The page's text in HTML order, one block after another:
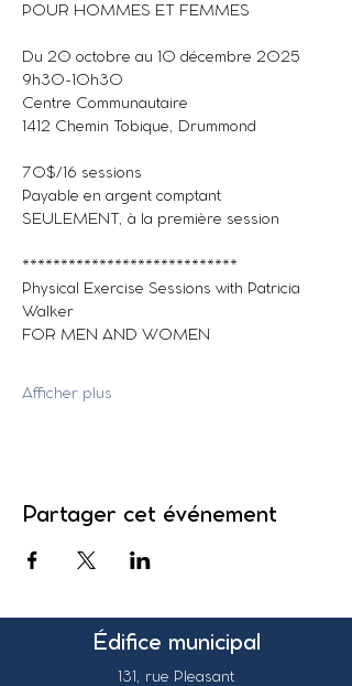
POUR HOMMES ET FEMMES
Du 20 octobre au 10 décembre 2025
9h30-10h30
Centre Communautaire
1412 Chemin Tobique, Drummond
70$/16 sessions
Payable en argent comptant
SEULEMENT, à la première session
****************************
Physical Exercise Sessions with Patricia
Walker
FOR MEN AND WOMEN
Afficher plus
Partager cet événement
Édifice municipal
131, rue Pleasant